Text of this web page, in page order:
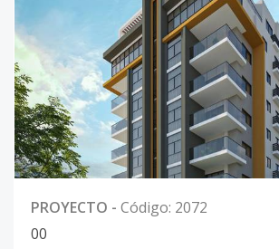
PROYECTO - Código: 2072
00